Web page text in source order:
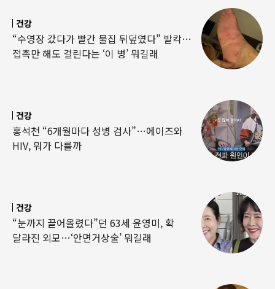
건강
“수영장 갔다가 빨간 물집 뒤덮였다” 발칵…
접촉만 해도 걸린다는 ‘이 병’ 뭐길래
건강
홍석천 “6개월마다 성병 검사”…에이즈와
HIV, 뭐가 다를까
건강
“눈까지 끌어올렸다”던 63세 윤영미, 확
달라진 외모…‘안면거상술’ 뭐길래